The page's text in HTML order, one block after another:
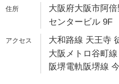
大阪府大阪市阿
センタービル 9F
大和路線 天王寺
大阪メトロ谷町
阪堺電軌阪堺線